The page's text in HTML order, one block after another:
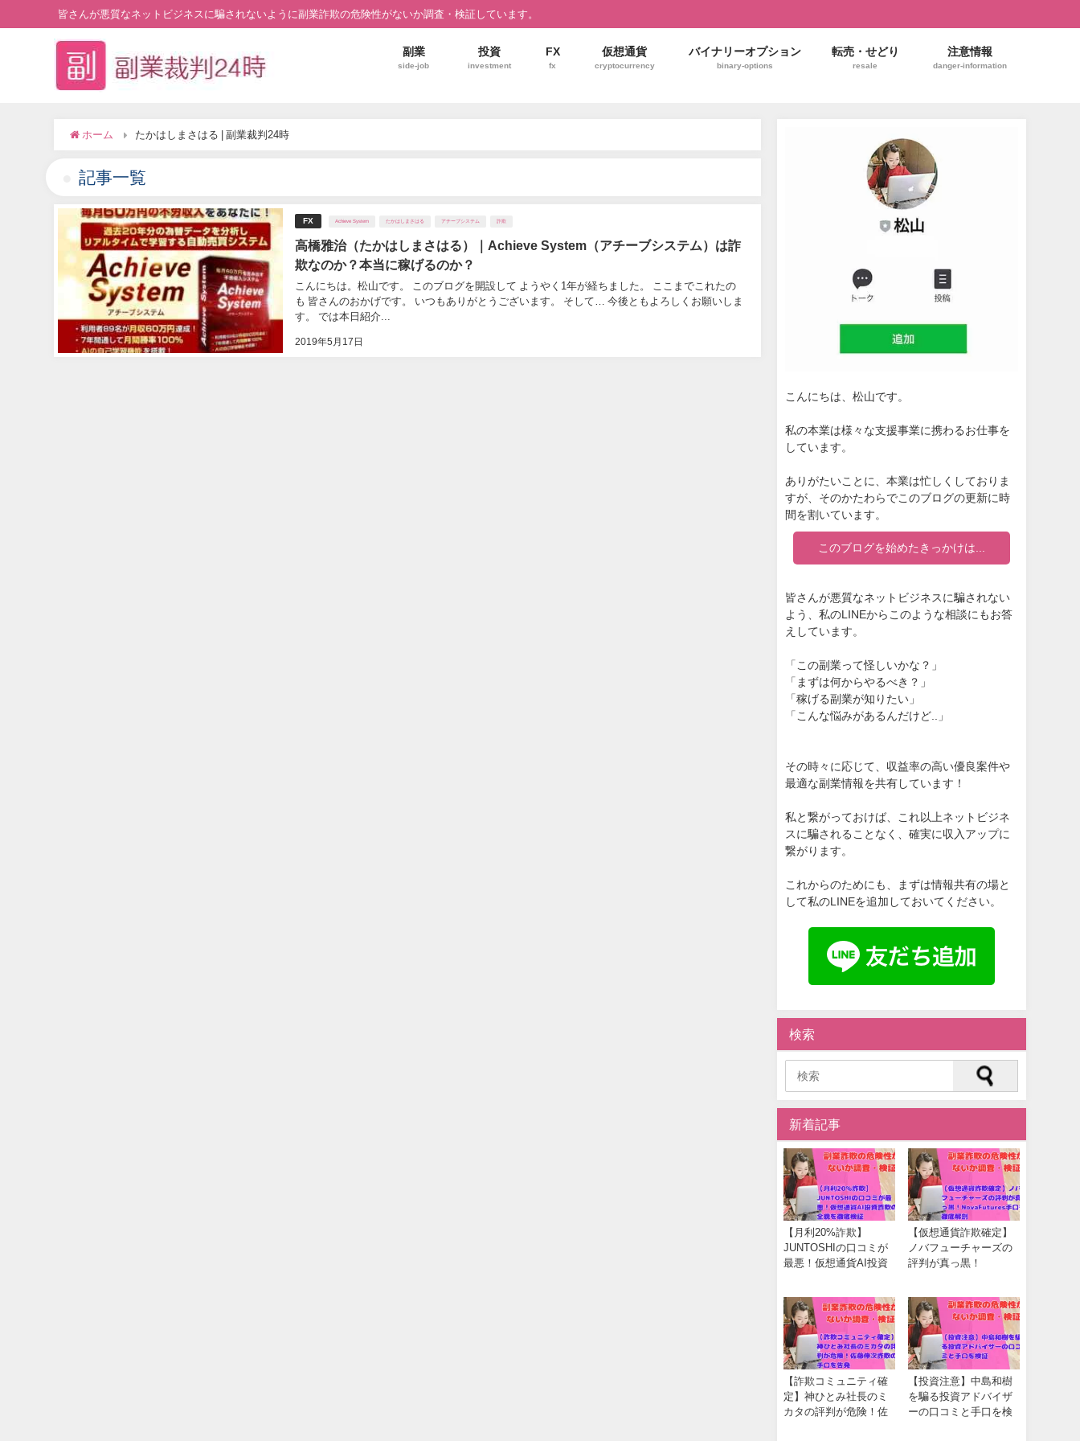
皆さんが悪質なネットビジネスに騙されないように副業詐欺の危険性がないか調査・検証しています。
副業
side-job
投資
investment
FX
fx
仮想通貨
cryptocurrency
バイナリーオプション
binary-options
転売・せどり
resale
注意情報
danger-information
ホーム たかはしまさはる | 副業裁判24時
記事一覧
FX Achieve System たかはしまさはる アチーブシステム 詐欺
高橋雅治（たかはしまさはる）｜Achieve System（アチーブシステム）は詐
欺なのか？本当に稼げるのか？
2019年5月17日
こんにちは。松山です。 このブログを開設して ようやく1年が経ちました。 ここまでこれたの
も 皆さんのおかげです。 いつもありがとうございます。 そして… 今後ともよろしくお願いしま
す。 では本日紹介...
こんにちは、松山です。
私の本業は様々な支援事業に携わるお仕事を
しています。
ありがたいことに、本業は忙しくしておりま
すが、そのかたわらでこのブログの更新に時
間を割いています。
このブログを始めたきっかけは...
皆さんが悪質なネットビジネスに騙されない
よう、私のLINEからこのような相談にもお答
えしています。
「この副業って怪しいかな？」
「まずは何からやるべき？」
「稼げる副業が知りたい」
「こんな悩みがあるんだけど..」
その時々に応じて、収益率の高い優良案件や
最適な副業情報を共有しています！
私と繋がっておけば、これ以上ネットビジネ
スに騙されることなく、確実に収入アップに
繋がります。
これからのためにも、まずは情報共有の場と
して私のLINEを追加しておいてください。
検索
新着記事
【月利20%詐欺】
JUNTOSHIの口コミが
最悪！仮想通貨AI投資
【仮想通貨詐欺確定】
ノバフューチャーズの
評判が真っ黒！
【詐欺コミュニティ確
定】神ひとみ社長のミ
カタの評判が危険！佐
【投資注意】中島和樹
を騙る投資アドバイザ
ーの口コミと手口を検